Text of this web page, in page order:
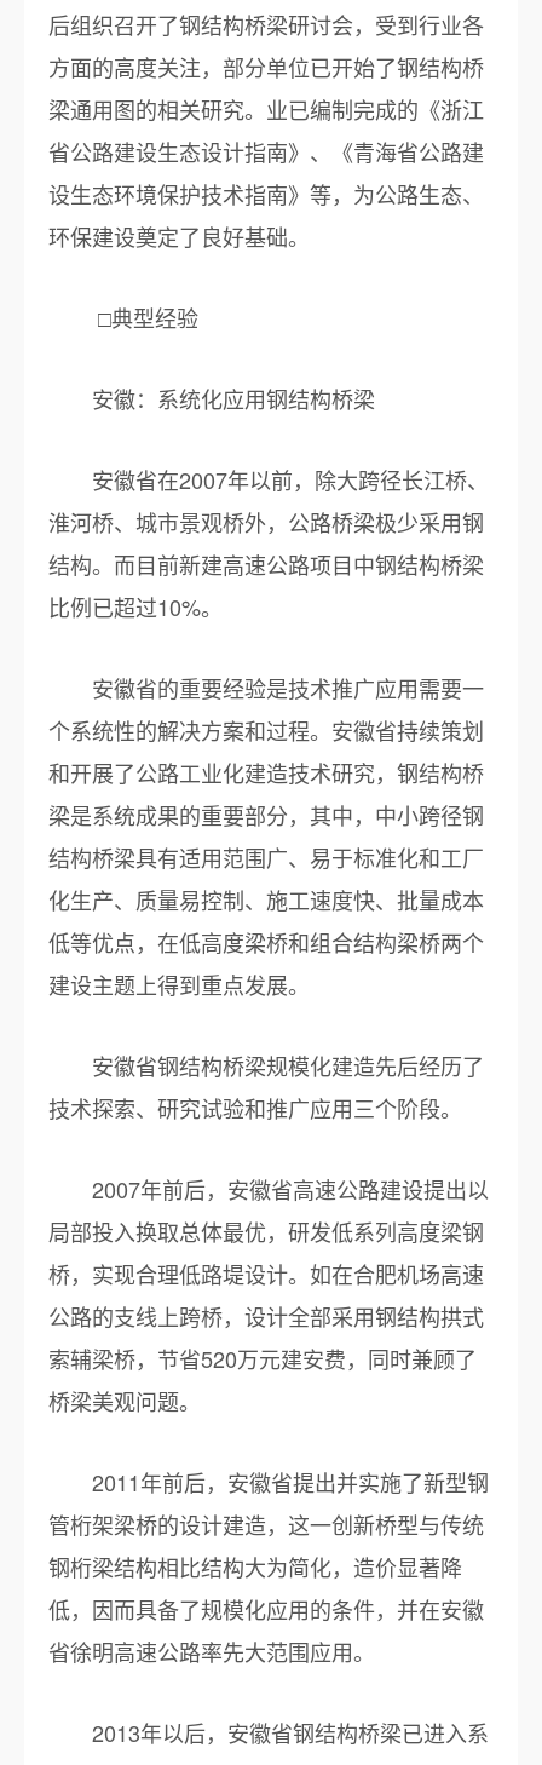
后组织召开了钢结构桥梁研讨会，受到行业各
方面的高度关注，部分单位已开始了钢结构桥
梁通用图的相关研究。业已编制完成的《浙江
省公路建设生态设计指南》、《青海省公路建
设生态环境保护技术指南》等，为公路生态、
环保建设奠定了良好基础。
□典型经验
安徽：系统化应用钢结构桥梁
安徽省在2007年以前，除大跨径长江桥、
淮河桥、城市景观桥外，公路桥梁极少采用钢
结构。而目前新建高速公路项目中钢结构桥梁
比例已超过10%。
安徽省的重要经验是技术推广应用需要一
个系统性的解决方案和过程。安徽省持续策划
和开展了公路工业化建造技术研究，钢结构桥
梁是系统成果的重要部分，其中，中小跨径钢
结构桥梁具有适用范围广、易于标准化和工厂
化生产、质量易控制、施工速度快、批量成本
低等优点，在低高度梁桥和组合结构梁桥两个
建设主题上得到重点发展。
安徽省钢结构桥梁规模化建造先后经历了
技术探索、研究试验和推广应用三个阶段。
2007年前后，安徽省高速公路建设提出以
局部投入换取总体最优，研发低系列高度梁钢
桥，实现合理低路堤设计。如在合肥机场高速
公路的支线上跨桥，设计全部采用钢结构拱式
索辅梁桥，节省520万元建安费，同时兼顾了
桥梁美观问题。
2011年前后，安徽省提出并实施了新型钢
管桁架梁桥的设计建造，这一创新桥型与传统
钢桁梁结构相比结构大为简化，造价显著降
低，因而具备了规模化应用的条件，并在安徽
省徐明高速公路率先大范围应用。
2013年以后，安徽省钢结构桥梁已进入系